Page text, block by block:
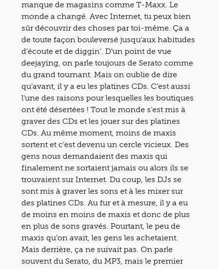
manque de magasins comme T-Maxx. Le
monde a changé. Avec Internet, tu peux bien
sûr découvrir des choses par toi-même. Ça a
de toute façon bouleversé jusqu’aux habitudes
d’écoute et de diggin’. D’un point de vue
deejaying, on parle toujours de Serato comme
du grand tournant. Mais on oublie de dire
qu’avant, il y a eu les platines CDs. C’est aussi
l’une des raisons pour lesquelles les boutiques
ont été désertées ! Tout le monde s’est mis à
graver des CDs et les jouer sur des platines
CDs. Au même moment, moins de maxis
sortent et c’est devenu un cercle vicieux. Des
gens nous demandaient des maxis qui
finalement ne sortaient jamais ou alors ils se
trouvaient sur Internet. Du coup, les DJs se
sont mis à graver les sons et à les mixer sur
des platines CDs. Au fur et à mesure, il y a eu
de moins en moins de maxis et donc de plus
en plus de sons gravés. Pourtant, le peu de
maxis qu’on avait, les gens les achetaient.
Mais derrière, ça ne suivait pas. On parle
souvent du Serato, du MP3, mais le premier